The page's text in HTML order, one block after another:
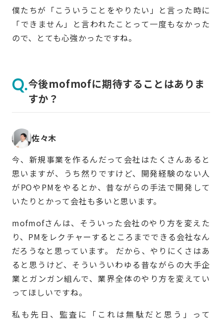
僕たちが「こういうことをやりたい」と言った時に
「できません」と言われたことって一度もなかった
ので、とても心強かったですね。
今後mofmofに期待することはありま
すか？
佐々木
今、新規事業を作るんだって会社はたくさんあると
思いますが、うち然りですけど、開発経験のない人
がPOやPMをやるとか、昔ながらの手法で開発して
いたりとかって会社も多いと思います。
mofmofさんは、そういった会社のやり方を変えた
り、PMをレクチャーするところまでできる会社なん
だろうなと思っています。 だから、やりにくさはあ
ると思うけど、そういういわゆる昔ながらの大手企
業とガンガン組んで、業界全体のやり方を変えてい
ってほしいですね。
私も先日、監査に「これは無駄だと思う」って